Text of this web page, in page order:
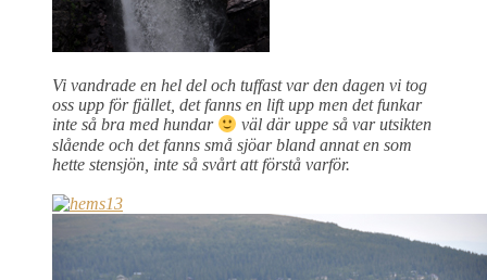
Vi vandrade en hel del och tuffast var den dagen vi tog
oss upp för fjället, det fanns en lift upp men det funkar
inte så bra med hundar
väl där uppe så var utsikten
slående och det fanns små sjöar bland annat en som
hette stensjön, inte så svårt att förstå varför.